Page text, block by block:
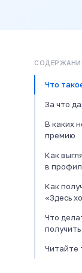
Что
За что
В каких
премию
Как
в
Как
«Здесь
Что
Читайте